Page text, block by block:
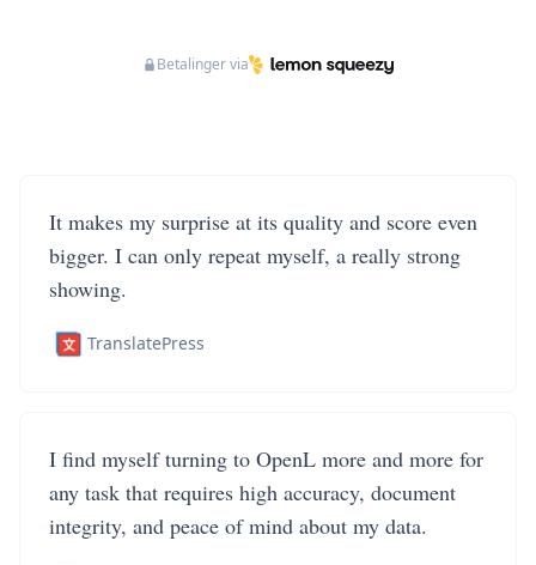
Betalinger via
It makes my surprise at its quality and score even
bigger. I can only repeat myself, a really strong
showing.
TranslatePress
I find myself turning to OpenL more and more for
any task that requires high accuracy, document
integrity, and peace of mind about my data.